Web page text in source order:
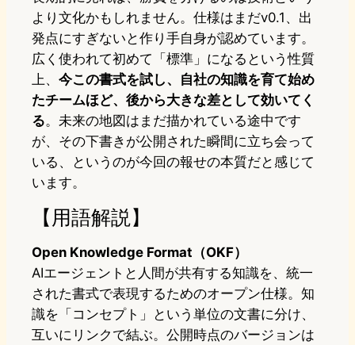
より文化かもしれません。仕様はまだv0.1、出
発点にすぎないと作り手自身が認めています。
広く使われて初めて「標準」になるという性質
上、 今この書式を試し、自社の知識を育て始め
たチームほど、後から大きな差として効いてく
る。未来の地図はまだ描かれている途中です
が、その下書きが公開された瞬間に立ち会って
いる、というのが今回の報せの本質だと感じて
います。
【用語解説】
Open Knowledge Format（OKF）
AIエージェントと人間が共有する知識を、統一
された書式で表現するためのオープン仕様。知
識を「コンセプト」という単位の文書に分け、
互いにリンクで結ぶ。公開時点のバージョンは